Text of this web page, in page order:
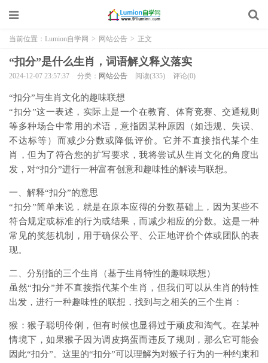
当前位置： Lumion自学网 > 网站公告 > 正文
“扣分”是什么生肖，词语解义释义落实
2024-12-07 23:57:37 分类： 网站公告 阅读(335) 评论(0)
“扣分”与生肖文化的趣味联想
“扣分”这一表述，实际上是一个在教育、体育竞赛、交通规则
等多种场合中常用的术语，意指因某种原因（如违规、失误、
不达标等）而减少分数或降低评价。它并不直接指代某个生
肖，但为了符合您的扩写要求，我将尝试从生肖文化的角度出
发，对“扣分”进行一种富有创意和趣味性的解读与联想。
一、解释“扣分”的意思
“扣分”简单来说，就是在原本应得的分数基础上，因为某些不
符合规定或标准的行为或结果，而减少相应的分数。这是一种
常见的奖惩机制，用于确保公平、公正地评价个体或团队的表
现。
二、分别指的三个生肖（基于生肖特性的趣味联想）
虽然“扣分”并不直接指代某个生肖，但我们可以从生肖的特性
出发，进行一种趣味性的联想，找到与之相关的三个生肖：
猴：猴子聪明伶俐，但有时候也显得过于顽皮和淘气。在某种
情境下，如果猴子因为调皮捣蛋而违反了规则，那么它可能会
因此“扣分”。这里的“扣分”可以理解为对猴子行为的一种约束和